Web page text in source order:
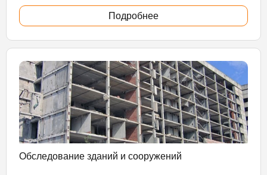
Подробнее
Обследование зданий и сооружений